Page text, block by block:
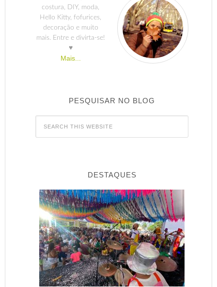
costura, DIY, moda,
Hello Kitty, fofurices,
decoração e muito
mais. Entre e divirta-se!
♥
Mais...
PESQUISAR NO BLOG
DESTAQUES